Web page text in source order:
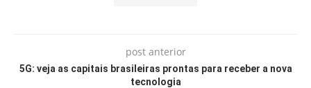
post anterior
5G: veja as capitais brasileiras prontas para receber a nova
tecnologia